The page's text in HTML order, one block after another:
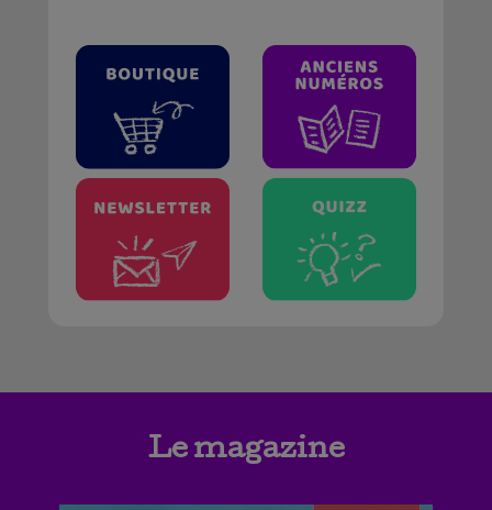
Le magazine